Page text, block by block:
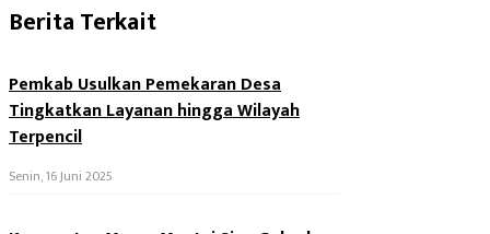
Berita Terkait
Pemkab Usulkan Pemekaran Desa
Tingkatkan Layanan hingga Wilayah
Terpencil
Senin, 16 Juni 2025